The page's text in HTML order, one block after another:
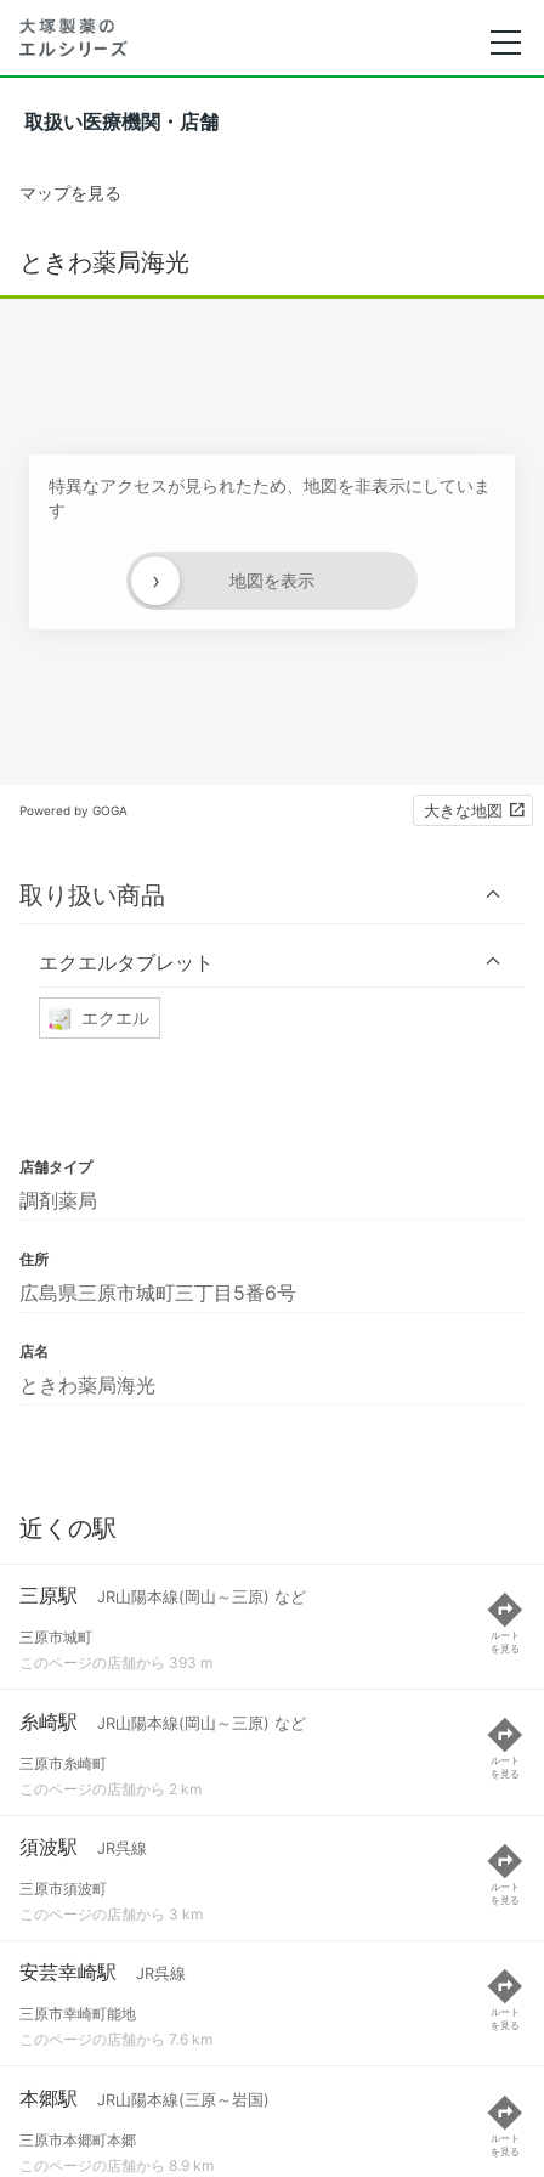
取扱い医療機関・店舗
マップを見る
ときわ薬局海光
特異なアクセスが見られたため、地図を非表示にしていま
す
地図を表示
›
Powered by GOGA 大きな地図
取り扱い商品
エクエルタブレット
エクエル
店舗タイプ
調剤薬局
住所
広島県三原市城町三丁目5番6号
店名
ときわ薬局海光
近くの駅
三原駅 JR山陽本線(岡山～三原) など
三原市城町
このページの店舗から 393 m
ルート
を見る
糸崎駅 JR山陽本線(岡山～三原) など
三原市糸崎町
このページの店舗から 2 km
ルート
を見る
須波駅 JR呉線
三原市須波町
このページの店舗から 3 km
ルート
を見る
安芸幸崎駅 JR呉線
三原市幸崎町能地
このページの店舗から 7.6 km
ルート
を見る
本郷駅 JR山陽本線(三原～岩国)
三原市本郷町本郷
このページの店舗から 8.9 km
ルート
を見る